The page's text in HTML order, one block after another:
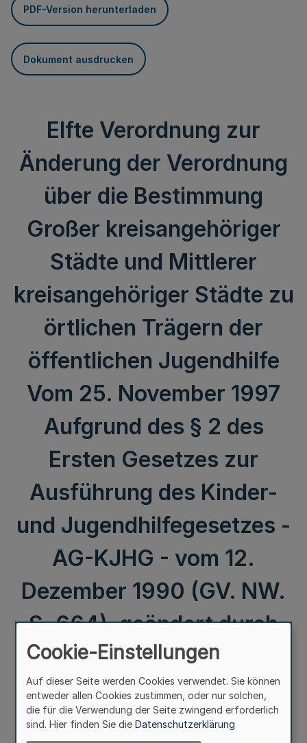
PDF-Version herunterladen
Dokument ausdrucken
Elfte Verordnung zur
Änderung der Verordnung
über die Bestimmung
Großer kreisangehöriger
Städte und Mittlerer
kreisangehöriger Städte zu
örtlichen Trägern der
öffentlichen Jugendhilfe
Vom 25. November 1997
Aufgrund des § 2 des
Ersten Gesetzes zur
Ausführung des Kinder-
und Jugendhilfegesetzes -
AG-KJHG - vom 12.
Dezember 1990 (GV. NW.
S. 664), geändert durch
Gesetz vom 20. Dezember
1994 (GV. NW. S. 1115),
wird verordnet:
Cookie-Einstellungen
Auf dieser Seite werden Cookies verwendet. Sie können
entweder allen Cookies zustimmen, oder nur solchen,
die für die Verwendung der Seite zwingend erforderlich
sind. Hier finden Sie die Datenschutzerklärung